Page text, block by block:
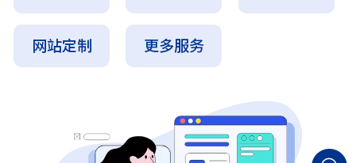
网站定制 更多服务